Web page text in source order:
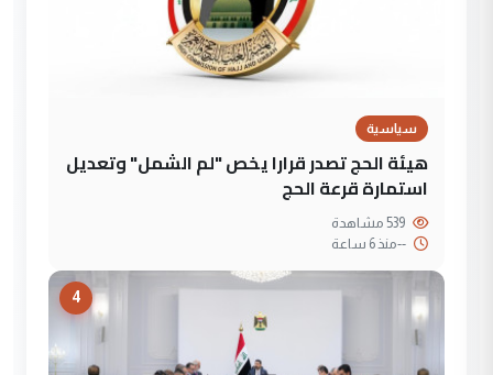
سياسية
هيئة الحج تصدر قرارا يخص "لم الشمل" وتعديل
استمارة قرعة الحج
--منذ 6 ساعة
4